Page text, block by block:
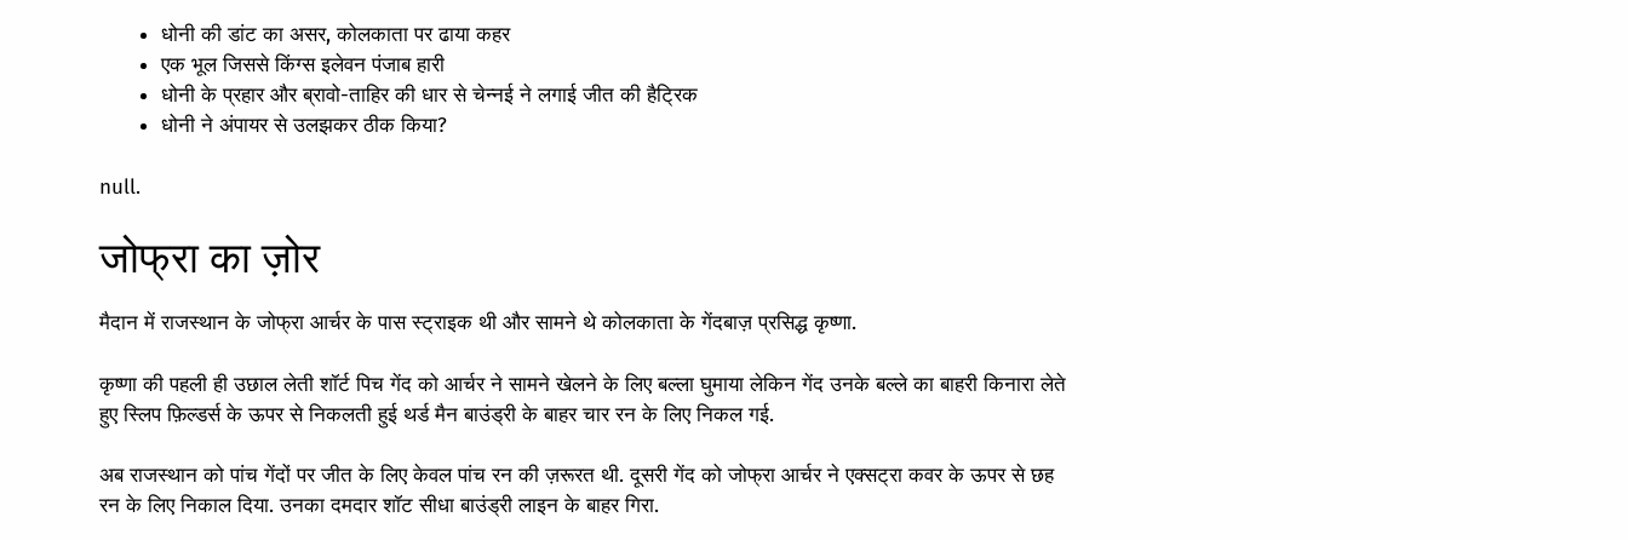
धोनी की डांट का असर, कोलकाता पर ढाया कहर
एक भूल जिससे किंग्स इलेवन पंजाब हारी
धोनी के प्रहार और ब्रावो-ताहिर की धार से चेन्नई ने लगाई जीत की हैट्रिक
धोनी ने अंपायर से उलझकर ठीक किया?
null.
जोफ्रा का ज़ोर
मैदान में राजस्थान के जोफ्रा आर्चर के पास स्ट्राइक थी और सामने थे कोलकाता के गेंदबाज़ प्रसिद्ध कृष्णा.
कृष्णा की पहली ही उछाल लेती शॉर्ट पिच गेंद को आर्चर ने सामने खेलने के लिए बल्ला घुमाया लेकिन गेंद उनके बल्ले का बाहरी किनारा लेते
हुए स्लिप फ़िल्डर्स के ऊपर से निकलती हुई थर्ड मैन बाउंड्री के बाहर चार रन के लिए निकल गई.
अब राजस्थान को पांच गेंदों पर जीत के लिए केवल पांच रन की ज़रूरत थी. दूसरी गेंद को जोफ्रा आर्चर ने एक्सट्रा कवर के ऊपर से छह
रन के लिए निकाल दिया. उनका दमदार शॉट सीधा बाउंड्री लाइन के बाहर गिरा.